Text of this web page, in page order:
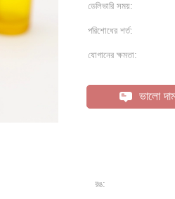
ডেলিভারি সময়:
পরিশোধের শর্ত:
যোগানের ক্ষমতা:
ভালো
রঙ: